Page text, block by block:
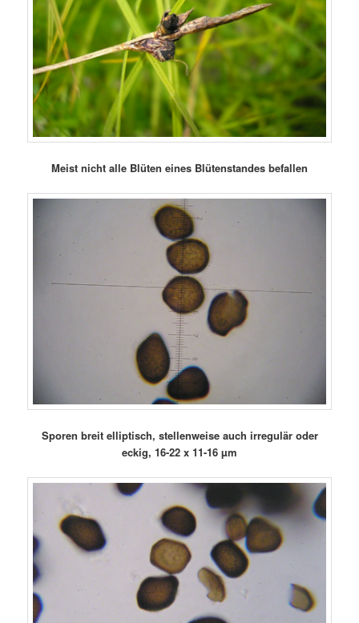
Meist nicht alle Blüten eines Blütenstandes befallen
Sporen breit elliptisch, stellenweise auch irregulär oder
eckig, 16-22 x 11-16 µm